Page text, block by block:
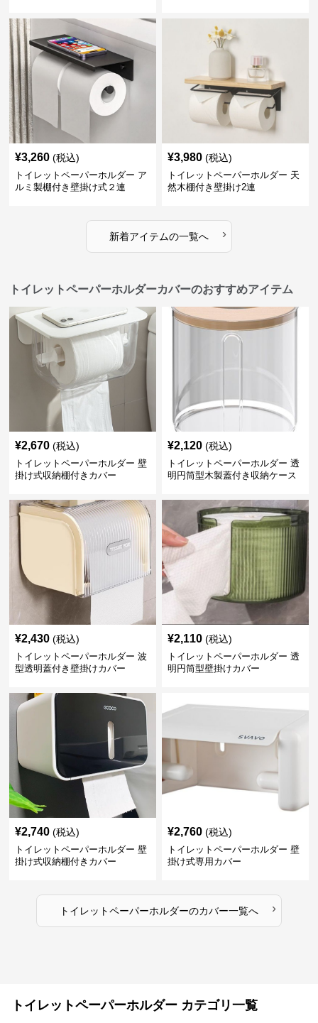
¥3,260 (税込)
トイレットペーパーホルダー ア
ルミ製棚付き壁掛け式２連
¥3,980 (税込)
トイレットペーパーホルダー 天
然木棚付き壁掛け2連
新着アイテムの一覧へ ›
トイレットペーパーホルダーカバーのおすすめアイテム
¥2,670 (税込)
トイレットペーパーホルダー 壁
掛け式収納棚付きカバー
¥2,120 (税込)
トイレットペーパーホルダー 透
明円筒型木製蓋付き収納ケース
¥2,430 (税込)
トイレットペーパーホルダー 波
型透明蓋付き壁掛けカバー
¥2,110 (税込)
トイレットペーパーホルダー 透
明円筒型壁掛けカバー
¥2,740 (税込)
トイレットペーパーホルダー 壁
掛け式収納棚付きカバー
¥2,760 (税込)
トイレットペーパーホルダー 壁
掛け式専用カバー
トイレットペーパーホルダーのカバー一覧へ ›
トイレットペーパーホルダー カテゴリ一覧